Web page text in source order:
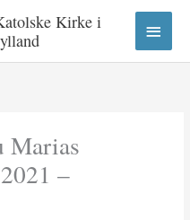
Kirke i
Marias
–